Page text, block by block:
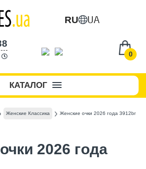
RU UA
0
КАТАЛОГ
Женские Классика Женские очки 2026 года 3912br
2026 года